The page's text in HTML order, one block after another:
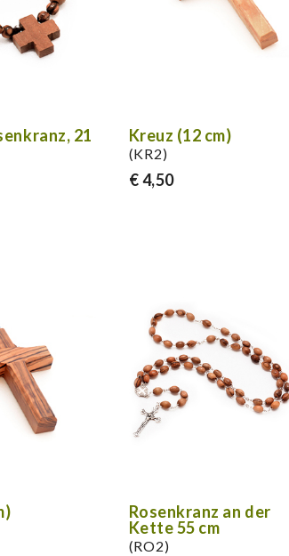
21
Kreuz (12 cm)
(KR2)
€ 4,50
Rosenkranz an der
Kette 55 cm
(RO2)